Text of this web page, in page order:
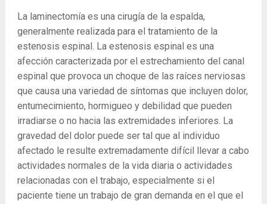
La laminectomía es una cirugía de la espalda,
generalmente realizada para el tratamiento de la
estenosis espinal. La estenosis espinal es una
afección caracterizada por el estrechamiento del canal
espinal que provoca un choque de las raíces nerviosas
que causa una variedad de síntomas que incluyen dolor,
entumecimiento, hormigueo y debilidad que pueden
irradiarse o no hacia las extremidades inferiores. La
gravedad del dolor puede ser tal que al individuo
afectado le resulte extremadamente difícil llevar a cabo
actividades normales de la vida diaria o actividades
relacionadas con el trabajo, especialmente si el
paciente tiene un trabajo de gran demanda en el que el